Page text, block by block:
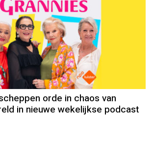
orde in chaos van
in nieuwe wekelijkse podcast